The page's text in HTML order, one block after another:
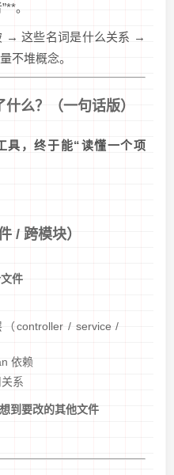
。
→ 这些名词是什么关系 →
不堆概念。
么？（一句话版）
具，终于能“读懂一个项
/ 跨模块）
件
controller / service /
依赖
系
到要改的其他文件